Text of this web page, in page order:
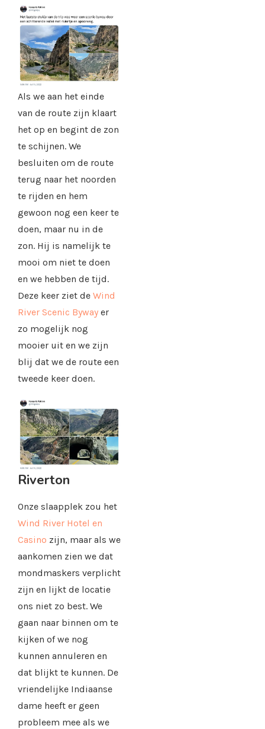
Als we aan het einde
van de route zijn klaart
het op en begint de zon
te schijnen. We
besluiten om de route
terug naar het noorden
te rijden en hem
gewoon nog een keer te
doen, maar nu in de
zon. Hij is namelijk te
mooi om niet te doen
en we hebben de tijd.
Deze keer ziet de Wind
River Scenic Byway er
zo mogelijk nog
mooier uit en we zijn
blij dat we de route een
tweede keer doen.
Riverton
Onze slaapplek zou het
Wind River Hotel en
Casino zijn, maar als we
aankomen zien we dat
mondmaskers verplicht
zijn en lijkt de locatie
ons niet zo best. We
gaan naar binnen om te
kijken of we nog
kunnen annuleren en
dat blijkt te kunnen. De
vriendelijke Indiaanse
dame heeft er geen
probleem mee als we